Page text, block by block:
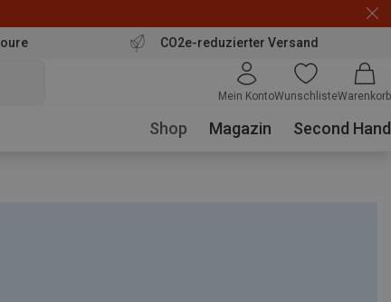
CO2e-reduzierter Versand
Mein KontoWunschlisteWarenkorb
Shop Magazin Second Hand